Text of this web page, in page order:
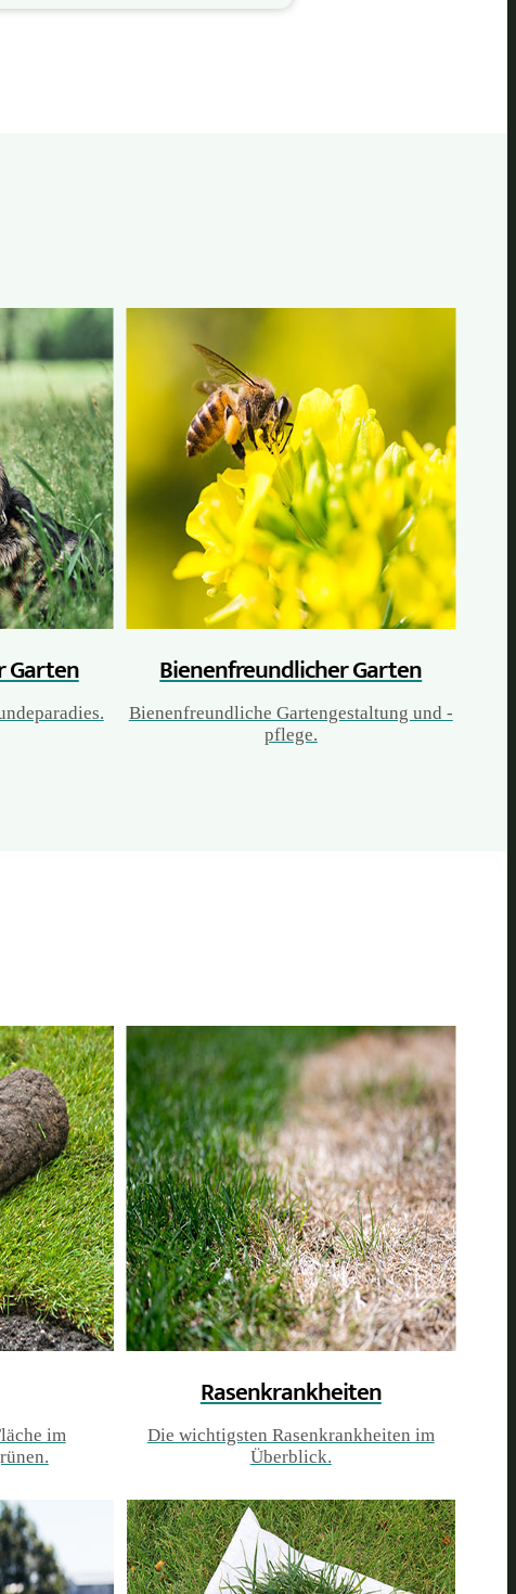
Garten Bienenfreundlicher Garten
Bienenfreundliche Gartengestaltung und -
pflege.
im
Rasenkrankheiten
Die wichtigsten Rasenkrankheiten im
Überblick.